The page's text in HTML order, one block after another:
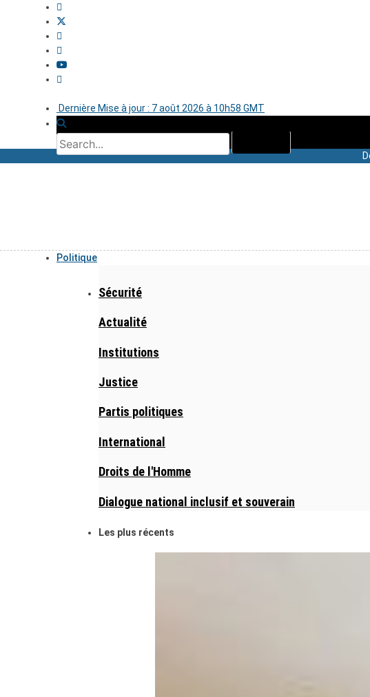
Dernière Mise à jour : 7 août 2026 à 10h58 GMT
Politique
Sécurité
Actualité
Institutions
Justice
Partis politiques
International
Droits de l'Homme
Dialogue national inclusif et souverain
Les plus récents